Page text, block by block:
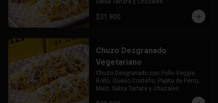
Salsa Tartara y Chuzales.
$31.900
Chuzo Desgranado
Vegetariano
Chuzo Desgranado con Pollo Veggie,
Bollo, Queso Costeño, Papita de Perro,
Maiz, Salsa Tartara y Chuzales.